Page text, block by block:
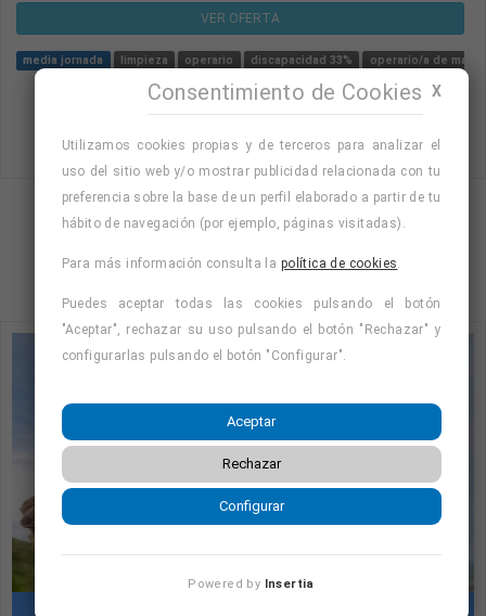
VER OFERTA
media jornada limpieza operario discapacidad 33% operario/a de
Mostrando página 2 de 34 (Total 133)
1 2 3 4 … 34
X
Consentimiento de Cookies
Utilizamos cookies propias y de terceros para analizar el
uso del sitio web y/o mostrar publicidad relacionada con tu
preferencia sobre la base de un perfil elaborado a partir de tu
hábito de navegación (por ejemplo, páginas visitadas).
Para más información consulta la política de cookies
Puedes aceptar todas las cookies pulsando el botón
"Aceptar", rechazar su uso pulsando el botón "Rechazar" y
configurarlas pulsando el botón "Configurar".
Aceptar
Rechazar
Configurar
Powered by Insertia